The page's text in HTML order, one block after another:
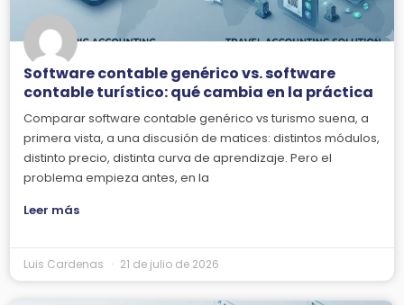
Software contable genérico vs. software
contable turístico: qué cambia en la práctica
Comparar software contable genérico vs turismo suena, a
primera vista, a una discusión de matices: distintos módulos,
distinto precio, distinta curva de aprendizaje. Pero el
problema empieza antes, en la
Leer más
Luis Cardenas 21 de julio de 2026